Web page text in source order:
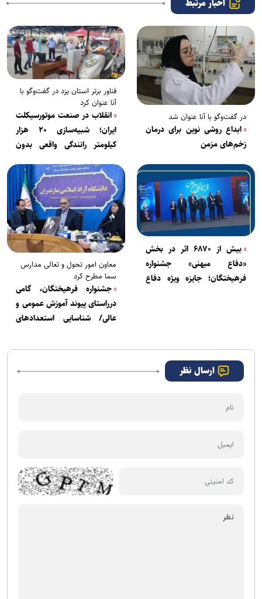
اخبار مرتبط
در گفت‌و‌گو با آنا عنوان شد
ابداع روشی نوین برای درمان
زخم‌های مزمن
فناور برتر استان یزد در گفت‌و‌گو با
آنا عنوان کرد
انقلاب در صنعت موتورسیکلت
ایران؛ شبیه‌سازی ۲۰ هزار
کیلومتر رانندگی واقعی بدون
بیش از ۶۸۷۰ اثر در بخش
«دفاع میهنی» جشنواره
فرهیختگان؛ جایزه ویژه دفاع
معاون امور تحول و تعالی مدارس
سما مطرح کرد
جشنواره فرهیختگان، گامی
درراستای پیوند آموزش عمومی و
عالی/ شناسایی استعداد‌های
است
ارسال نظر